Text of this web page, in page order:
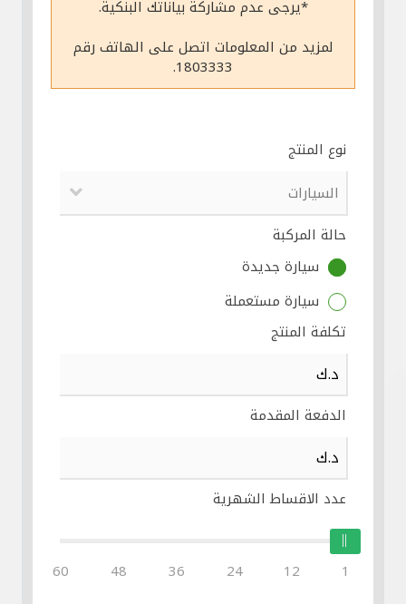
مواقع الفروع وأجهزة الصرف الآلي
ألمانيا
تركيا
ماليزيا
مصر
المملكة المتحدة
مملكة البحرين
*يرجى عدم مشاركة بياناتك البنكية.
لمزيد من المعلومات اتصل على الهاتف رقم
1803333.
نوع المنتج
حالة المركبة
سيارة جديدة
سيارة مستعملة
تكلفة المنتج
الدفعة المقدمة
عدد الاقساط الشهرية
1
12
24
36
48
60